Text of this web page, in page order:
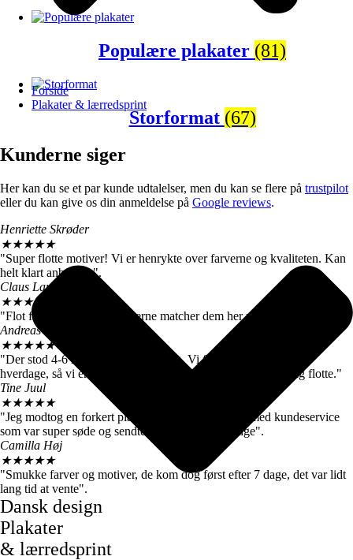
Forside
Plakater & lærredsprint
Populære plakater (81)
Storformat (67)
Kunderne siger
Her kan du se et par kunde udtalelser, men du kan se flere på trustpilot
eller du kan give os din anmeldelse på Google reviews.
Henriette Skrøder
★★★★★
"Super flotte motiver! Vi er henrykte over farverne og kvaliteten. Kan
helt klart anbefales".
Claus Langballe
★★★★
"Flot farvegengivelse. Farverne matcher dem her på siden".
Andreas W. Nielsen
★★★★★
"Der stod 4-6 hverdage ved levering. Vi fik motiverne efter 3
hverdage, så vi er meget tilfredse. De store billeder er virkelig flotte."
Tine Juul
★★★★★
"Jeg modtog en forkert plakat. Men fik hurtigt talt med kundeservice
som var super søde og sendte mig straks den rigtige".
Camilla Høj
★★★★★
"Smukke farver og motiver, de kom dog først efter 7 dage, det var lidt
lang tid at vente".
Dansk design
Plakater
& lærredsprint